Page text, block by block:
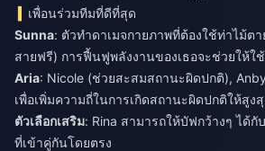
เพื่อนร่วมทีมที่ดีที่สุด
Sunna: ตัวทำดาเมจกายภาพที่ต้องใช้ท่าไม้ต
สายฟรี) การฟื้นฟูพลังงานของเธอจะช่วยให้ใ
Aria: Nicole (ช่วยสะสมสถานะผิดปกติ),
เพื่อเพิ่มความถี่ในการเกิดสถานะผิดปกติให้สูง
ตัวเลือกเสริม: Rina สามารถให้บัฟกว้างๆ ได้
ที่เข้าคู่กันโดยตรง